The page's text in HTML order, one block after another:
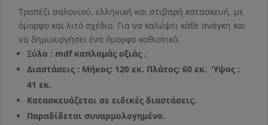
Τραπέζι σαλονιού, ελληνική και στιβαρή κατασκευή, με
όμορφο και λιτό σχέδιο. Για να καλύψει κάθε ανάγκη και
να δημιουργήσει ένα όμορφο καθιστικό.
Ξύλο : mdf καπλαμάς οξιάς .
Διαστάσεις : Μήκος: 120 εκ. Πλάτος: 60 εκ. Ύψος :
41 εκ.
Κατασκευάζεται σε ειδικές διαστάσεις.
Παραδίδεται συναρμολογημένο.